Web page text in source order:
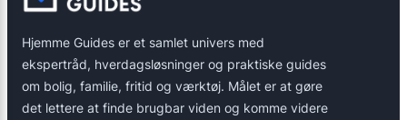
Hjemme Guides er et samlet univers med
ekspertråd, hverdagsløsninger og praktiske guides
om bolig, familie, fritid og værktøj. Målet er at gøre
det lettere at finde brugbar viden og komme videre